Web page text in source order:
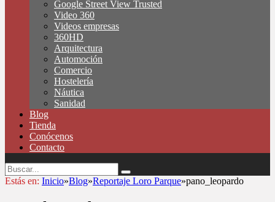
Google Street View Trusted
Video 360
Videos empresas
360HD
Arquitectura
Automoción
Comercio
Hostelería
Náutica
Sanidad
Blog
Tienda
Conócenos
Contacto
Estás en: Inicio»Blog»Reportaje Loro Parque»pano_leopardo